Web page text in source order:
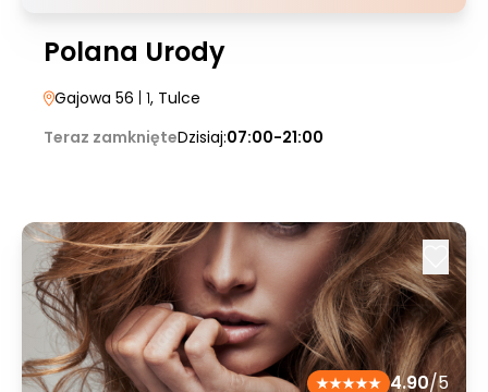
Polana Urody
Gajowa 56 | 1, Tulce
Teraz zamknięteDzisiaj:07:00-21:00
4.90/5